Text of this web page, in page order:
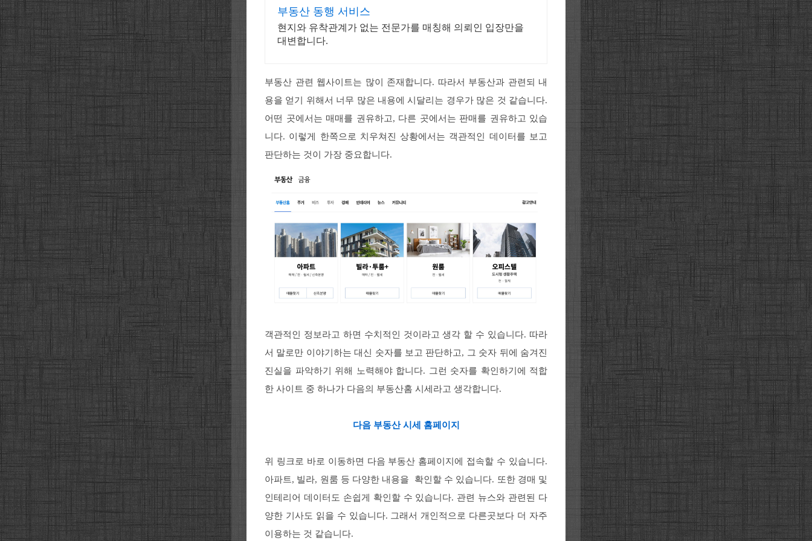
부동산 동행 서비스
현지와 유착관계가 없는 전문가를 매칭해 의뢰인 입장만을
대변합니다.
부동산 관련 웹사이트는 많이 존재합니다. 따라서 부동산과 관련되 내
용을 얻기 위해서 너무 많은 내용에 시달리는 경우가 많은 것 같습니다.
어떤 곳에서는 매매를 권유하고, 다른 곳에서는 판매를 권유하고 있습
니다. 이렇게 한쪽으로 치우쳐진 상황에서는 객관적인 데이터를 보고
판단하는 것이 가장 중요합니다.
객관적인 정보라고 하면 수치적인 것이라고 생각 할 수 있습니다. 따라
서 말로만 이야기하는 대신 숫자를 보고 판단하고, 그 숫자 뒤에 숨겨진
진실을 파악하기 위해 노력해야 합니다. 그런 숫자를 확인하기에 적합
한 사이트 중 하나가 다음의 부동산홈 시세라고 생각합니다.
다음 부동산 시세 홈페이지
위 링크로 바로 이동하면 다음 부동산 홈페이지에 접속할 수 있습니다.
아파트, 빌라, 원룸 등 다양한 내용을 확인할 수 있습니다. 또한 경매 및
인테리어 데이터도 손쉽게 확인할 수 있습니다. 관련 뉴스와 관련된 다
양한 기사도 읽을 수 있습니다. 그래서 개인적으로 다른곳보다 더 자주
이용하는 것 같습니다.